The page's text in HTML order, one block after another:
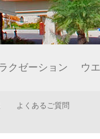
クゼーション ウ
よくあるご質問